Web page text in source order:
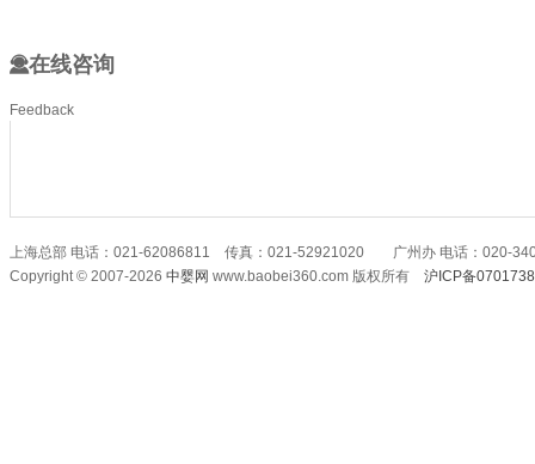
在线咨询
Feedback
上海总部 电话：021-62086811 传真：021-52921020 广州办 电话：020-
Copyright © 2007-2026 中婴网 www.baobei360.com 版权所有 沪ICP备